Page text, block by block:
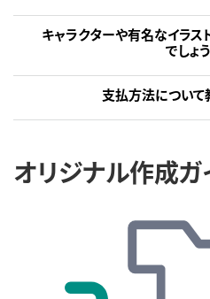
キャラクターや有名なイラ
でしょ
支払方法について
オリジナル作成ガ